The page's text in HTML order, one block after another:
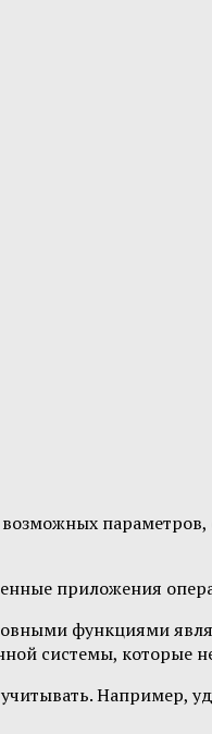
приложения
функциями
системы,
Например,